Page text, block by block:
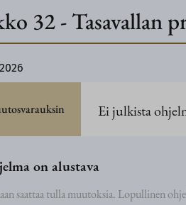
32-Tasavallan
Ei julkista
on alustava
saattaa tulla muutoksia. Lopullinen